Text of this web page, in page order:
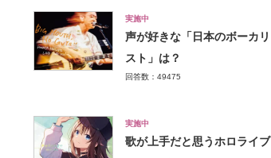
実施中
声が好きな「日本のボーカリ
スト」は？
回答数：49475
実施中
歌が上手だと思うホロライブ